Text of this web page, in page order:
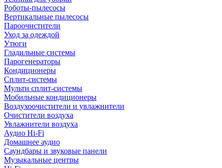
Роботы-пылесосы
Вертикальные пылесосы
Пароочистители
Уход за одеждой
Утюги
Гладильные системы
Парогенераторы
Кондиционеры
Сплит-системы
Мульти сплит-системы
Мобильные кондиционеры
Воздухоочистители и увлажнители
Очистители воздуха
Увлажнители воздуха
Аудио Hi-Fi
Домашнее аудио
Саундбары и звуковые панели
Музыкальные центры